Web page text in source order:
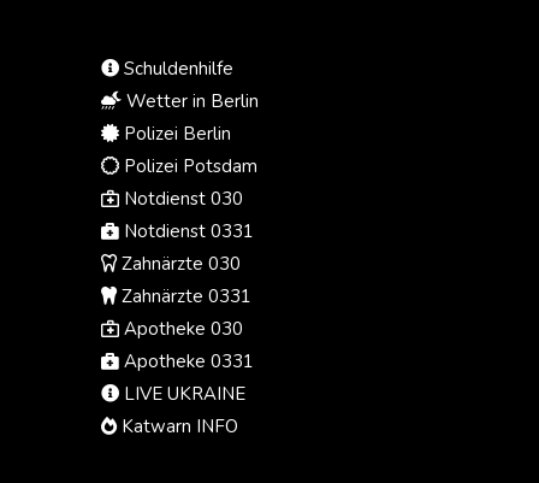
Schuldenhilfe
Wetter in Berlin
Polizei Berlin
Polizei Potsdam
Notdienst 030
Notdienst 0331
Zahnärzte 030
Zahnärzte 0331
Apotheke 030
Apotheke 0331
LIVE UKRAINE
Katwarn INFO